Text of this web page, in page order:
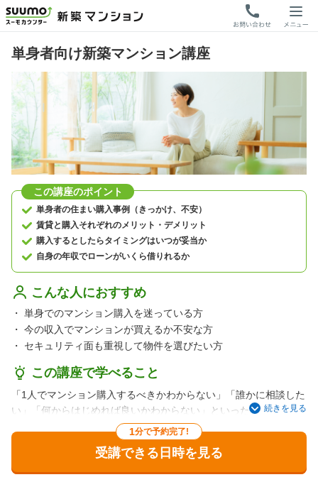
単身者向け新築マンション講座
この講座のポイント
単身者の住まい購入事例（きっかけ、不安）
賃貸と購入それぞれのメリット・デメリット
購入するとしたらタイミングはいつが妥当か
自身の年収でローンがいくら借りれるか
こんな人におすすめ
・ 単身でのマンション購入を迷っている方
・ 今の収入でマンションが買えるか不安な方
・
セキュリティ面も重視して物件を選びたい方
この講座で学べること
「1人でマンション購入するべきかわからない」「誰かに相談した
い」「何からはじめれば良いかわからない」といった漠然とした
不安にお応えして、単身者が新築マンション購入を検討する際の
ポイントをお伝えしながら、資金シミュレーションなども行って
これから将来のお住まい探しをスタートされる方にオススメで
続きを見る
1分で予約完了!
受講できる日時を見る